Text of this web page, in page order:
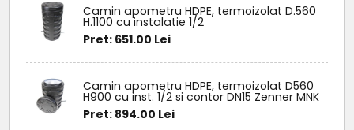
Camin apometru HDPE, termoizolat D.560
H.1100 cu instalatie 1/2
Pret: 651.00 Lei
Camin apometru HDPE, termoizolat D560
H900 cu inst. 1/2 si contor DN15 Zenner MNK
Pret: 894.00 Lei